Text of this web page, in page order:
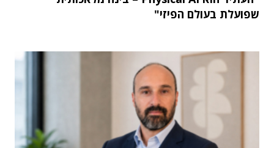
שפועלת בעולם הפיזי"